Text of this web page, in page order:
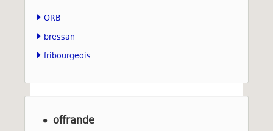
ORB
bressan
fribourgeois
offrande